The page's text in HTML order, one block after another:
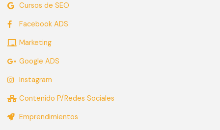
Cursos de SEO
Facebook ADS
Marketing
Google ADS
Instagram
Contenido P/Redes Sociales
Emprendimientos